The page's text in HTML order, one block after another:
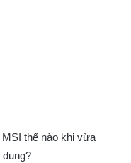
thế nào khi vừa